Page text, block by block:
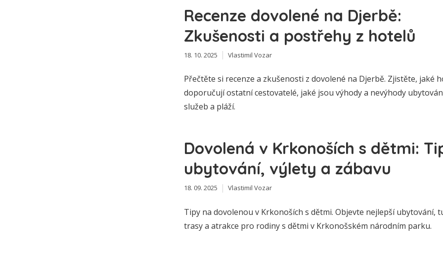
Recenze dovolené na Djerbě:
Zkušenosti a postřehy z hotelů
18. 10. 2025 Vlastimil Vozar
Přečtěte si recenze a zkušenosti z dovolené na Djerbě. Zjistěte, jaké
doporučují ostatní cestovatelé, jaké jsou výhody a nevýhody
služeb a pláží.
Dovolená v Krkonoších s dětmi:
ubytování, výlety a zábavu
18. 09. 2025 Vlastimil Vozar
Tipy na dovolenou v Krkonoších s dětmi. Objevte nejlepší ubytování,
trasy a atrakce pro rodiny s dětmi v Krkonošském národním parku.